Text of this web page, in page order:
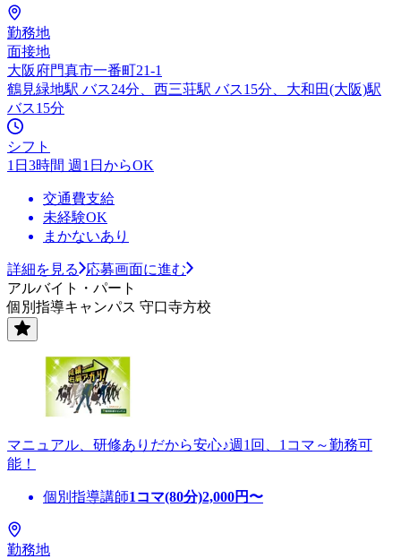
勤務地
面接地
大阪府門真市一番町21-1
鶴見緑地駅 バス24分、西三荘駅 バス15分、大和田(大阪)駅
バス15分
シフト
1日3時間 週1日からOK
交通費支給
未経験OK
まかないあり
詳細を見る
応募画面に進む
アルバイト・パート
個別指導キャンパス 守口寺方校
マニュアル、研修ありだから安心♪週1回、1コマ～勤務可
能！
個別指導講師1コマ(80分)2,000円〜
勤務地